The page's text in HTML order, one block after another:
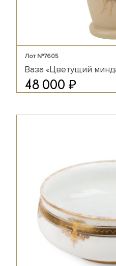
Лот №7605
Ваза «Цветущий
48 000 ₽